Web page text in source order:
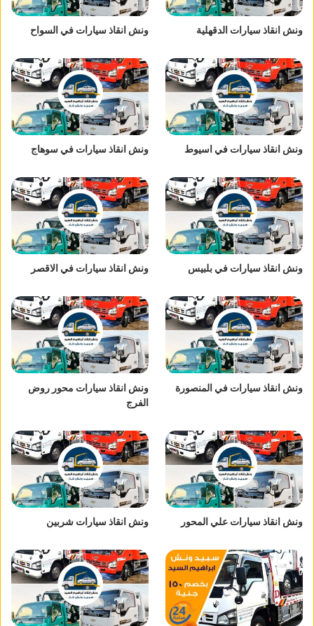
ونش انقاذ سيارات الدقهلية ونش انقاذ سيارات في السواح
ونش انقاذ سيارات في اسيوط ونش انقاذ سيارات في سوهاج
ونش انقاذ سيارات في بلبيس ونش انقاذ سيارات في الاقصر
ونش انقاذ سيارات في المنصورة
ونش انقاذ سيارات محور روض
الفرج
ونش انقاذ سيارات علي المحور ونش انقاذ سيارات شربين